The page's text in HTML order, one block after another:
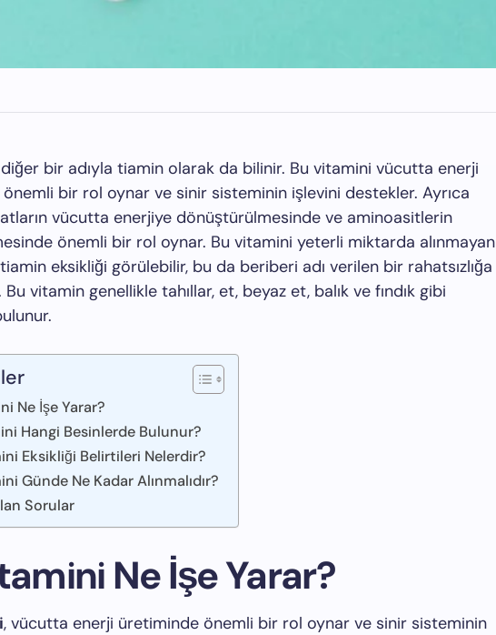
bir adıyla tiamin olarak da bilinir. Bu vitamini vücutta enerji
bir rol oynar ve sinir sisteminin işlevini destekler. Ayrıca
vücutta enerjiye dönüştürülmesinde ve aminoasitlerin
önemli bir rol oynar. Bu vitamini yeterli miktarda alınmayan
eksikliği görülebilir, bu da beriberi adı verilen bir rahatsızlığa
vitamin genellikle tahıllar, et, beyaz et, balık ve fındık gibi
Ne İşe Yarar?
Hangi Besinlerde Bulunur?
Eksikliği Belirtileri Nelerdir?
Günde Ne Kadar Alınmalıdır?
Sorular
Ne İşe Yarar?
, vücutta enerji üretiminde önemli bir rol oynar ve sinir sisteminin